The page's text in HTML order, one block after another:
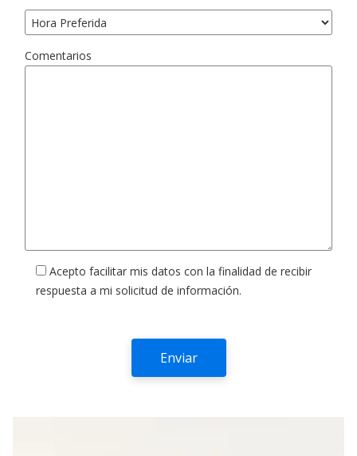
Comentarios
Acepto facilitar mis datos con la finalidad de recibir
respuesta a mi solicitud de información.